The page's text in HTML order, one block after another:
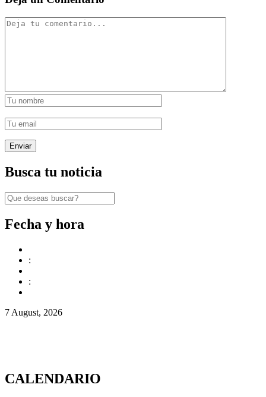
Busca tu noticia
Fecha y hora
:
:
7 August, 2026
CALENDARIO